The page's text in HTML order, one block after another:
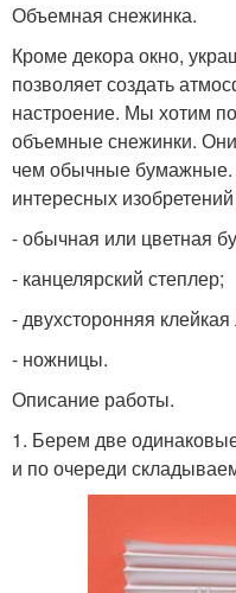
Объемная снежинка.
Кроме декора окно,
позволяет создать
настроение. Мы хотим
объемные снежинки.
чем обычные бумажные.
интересных
- обычная или цветная
- канцелярский степлер;
- двухсторонняя клейкая
- ножницы.
Описание работы.
1. Берем две
и по очереди